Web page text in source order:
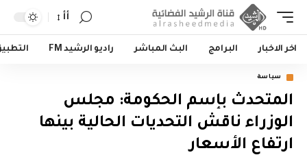
أأ
اخر الاخبار البرامج البث المباشر راديو الرشيد FM
سياسة
المتحدث بإسم الحكومة: مجلس
الوزراء ناقش التحديات الحالية بينها
ارتفاع الأسعار